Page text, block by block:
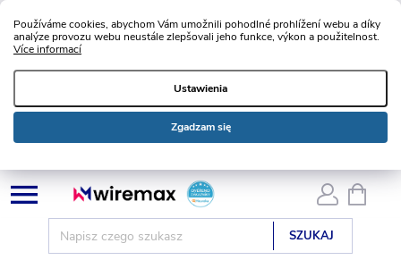
Používáme cookies, abychom Vám umožnili pohodlné prohlížení webu a díky
analýze provozu webu neustále zlepšovali jeho funkce, výkon a použitelnost.
Více informací
Ustawienia
Zgadzam się
Przejść
do
SZUKAJ